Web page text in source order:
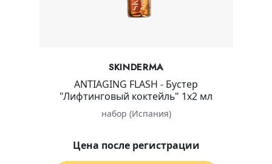
SKINDERMA
ANTIAGING FLASH - Бустер
"Лифтинговый коктейль" 1х2 мл
набор (Испания)
Цена после регистрации